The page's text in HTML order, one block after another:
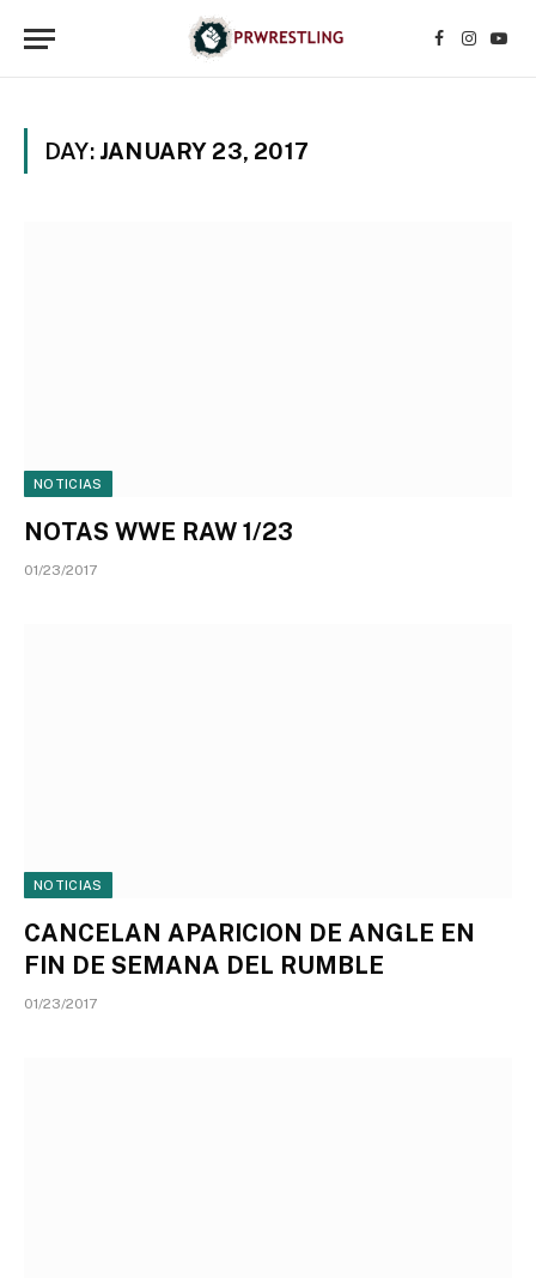
Facebook
DAY: JANUARY 23, 2017
NOTICIAS
NOTAS WWE RAW 1/23
01/23/2017
NOTICIAS
CANCELAN APARICION DE ANGLE EN
FIN DE SEMANA DEL RUMBLE
01/23/2017